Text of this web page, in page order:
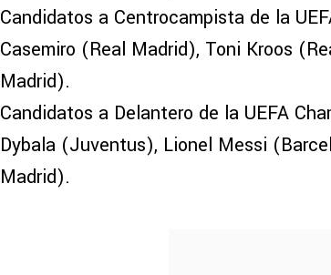
Candidatos a Centrocampista de la
Casemiro (Real Madrid), Toni Kroos
Madrid).
Candidatos a Delantero de la UEFA
Dybala (Juventus), Lionel Messi
Madrid).